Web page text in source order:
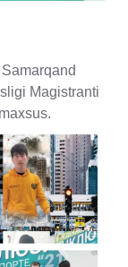
Magistranti